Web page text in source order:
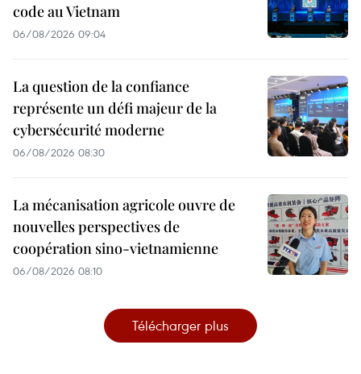
code au Vietnam
06/08/2026 09:04
La question de la confiance
représente un défi majeur de la
cybersécurité moderne
06/08/2026 08:30
La mécanisation agricole ouvre de
nouvelles perspectives de
coopération sino-vietnamienne
06/08/2026 08:10
Télécharger plus